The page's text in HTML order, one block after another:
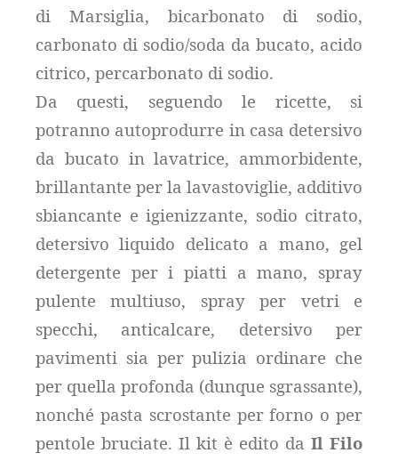
di Marsiglia, bicarbonato di sodio,
carbonato di sodio/soda da bucato, acido
citrico, percarbonato di sodio.
Da questi, seguendo le ricette, si
potranno autoprodurre in casa detersivo
da bucato in lavatrice, ammorbidente,
brillantante per la lavastoviglie, additivo
sbiancante e igienizzante, sodio citrato,
detersivo liquido delicato a mano, gel
detergente per i piatti a mano, spray
pulente multiuso, spray per vetri e
specchi, anticalcare, detersivo per
pavimenti sia per pulizia ordinare che
per quella profonda (dunque sgrassante),
nonché pasta scrostante per forno o per
pentole bruciate. Il kit è edito da Il Filo